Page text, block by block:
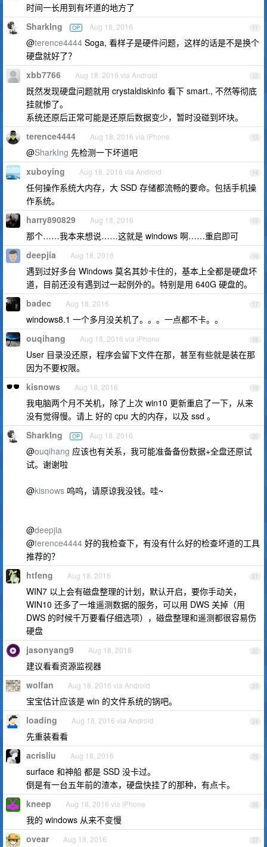
时间一长用到有坏道的地方了
11
SharkIng OP Aug 18, 2016
@terence4444 Soga, 看样子是硬件问题，这样的话是不是换个
硬盘就好了？
12
xbb7766 Aug 18, 2016 via Android
既然发现硬盘问题就用 crystaldiskinfo 看下 smart., 不然等彻底
挂就惨了。
系统还原后正常可能是还原后数据变少，暂时没碰到坏块。
13
terence4444 Aug 18, 2016 via iPhone
@SharkIng 先检测一下坏道吧
14
xuboying Aug 18, 2016 via Android
任何操作系统大内存，大 SSD 存储都流畅的要命。包括手机操
作系统。
15
harry890829 Aug 18, 2016
那个……我本来想说……这就是 windows 啊……重启即可
16
deepjia Aug 18, 2016
遇到过好多台 Windows 莫名其妙卡住的，基本上全都是硬盘坏
道，目前还没有遇到过一起例外的。特别是用 640G 硬盘的。
17
badec Aug 18, 2016
windows8.1 一个多月没关机了。。。一点都不卡。。
18
ouqihang Aug 18, 2016 via iPhone
User 目录没还原，程序会留下文件在那，甚至有些就是装在那
因为不要权限。
19
kisnows Aug 18, 2016
我电脑两个月不关机，除了上次 win10 更新重启了一下，从来
没有觉得慢。请上 好的 cpu 大的内存，以及 ssd 。
20
SharkIng OP Aug 18, 2016
@ouqihang 应该也有关系，我可能准备备份数据+全盘还原试
试。谢谢啦
@kisnows 呜呜，请原谅我没钱。哇~
@deepjia
@terence4444 好的我检查下，有没有什么好的检查坏道的工具
推荐的？
21
htfeng Aug 18, 2016
WIN7 以上会有磁盘整理的计划，默认开启，要你手动关，
WIN10 还多了一堆遥测数据的服务，可以用 DWS 关掉（用
DWS 的时候千万要看仔细选项），磁盘整理和遥测都很容易伤
硬盘
22
jasonyang9 Aug 18, 2016
建议看看资源监视器
23
wolfan Aug 18, 2016 via Android
宝宝估计应该是 win 的文件系统的锅吧。
24
loading Aug 18, 2016 via Android
先重装看看
25
acrisliu Aug 18, 2016
surface 和神船 都是 SSD 没卡过。
倒是有一台五年前的渣本，硬盘快挂了的那种，有点卡。
26
kneep Aug 18, 2016 via iPhone
我的 windows 从来不变慢
27
ovear Aug 18, 2016